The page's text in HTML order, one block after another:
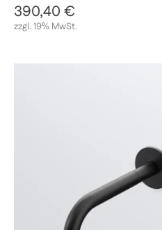
Regulärer Preis
390,40 €
zzgl. 19% MwSt.